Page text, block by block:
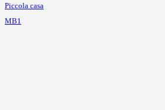
Piccola casa
MB1